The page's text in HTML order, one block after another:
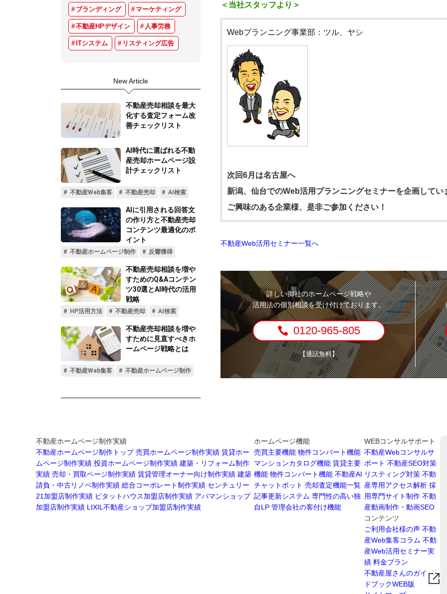
ブランディング マーケティング
不動産HPデザイン 人事労務
ITシステム リスティング広告
New Article
＜当社スタッフより＞
Webプランニング事業部：ツル、ヤシ
次回6月は名古屋へ
新潟、仙台でのWeb活用プランニングセミナーを企画してい
ご興味のある企業様、是非ご参加ください！
不動産Web活用セミナー一覧へ
詳しい御社のホームページ戦略や
活用法の個別相談を受け付けております。
0120-965-805
【通話無料】
不動産ホームページ制作実績
不動産ホームページ制作トップ 売買ホームページ制作実績 賃貸ホー
ムページ制作実績 投資ホームページ制作実績 建築・リフォーム制作
実績 売却・買取ページ制作実績 賃貸管理オーナー向け制作実績 建築
請負・中古リノベ制作実績 総合コーポレート制作実績 センチュリー
21加盟店制作実績 ピタットハウス加盟店制作実績 アパマンショップ
加盟店制作実績 LIXIL不動産ショップ加盟店制作実績
ホームページ機能
売買主要機能 物件コンバート機能
マンションカタログ機能 賃貸主要
機能 物件コンバート機能 不動産AI
チャットボット 売却査定機能一覧
記事更新システム 専門性の高い独
自LP 管理会社の客付け機能
WEBコンサルサポート
不動産Webコンサルサ
ポート 不動産SEO対策
リスティング対策 不動
産専用アクセス解析 採
用専門サイト制作 不動
産動画制作・動画SEO
コンテンツ
ご利用会社様の声 不動
産Web集客コラム 不動
産Web活用セミナー実
績 料金プラン
不動産屋さんのガイ
ドブックWEB版